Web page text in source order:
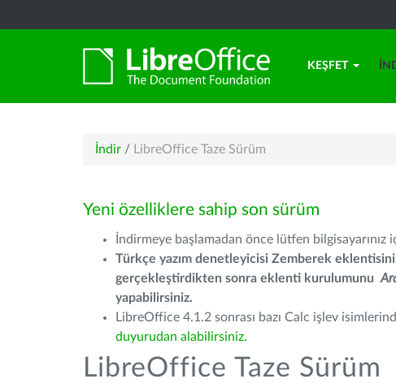
KEŞFET
İndir / LibreOffice Taze Sürüm
Yeni özelliklere sahip son sürüm
İndirmeye başlamadan önce lütfen
Türkçe yazım denetleyicisi Zemberek eklentisini
gerçekleştirdikten sonra eklenti kurulumunu
yapabilirsiniz.
LibreOffice 4.1.2 sonrası bazı Calc işlev
duyurudan alabilirsiniz.
LibreOffice Taze Sürüm